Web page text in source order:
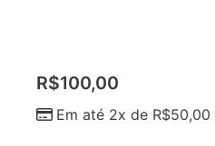
R$100,00
Em até 2x de R$50,00